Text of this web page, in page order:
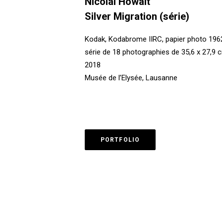
Silver Migration (série)
Kodak, Kodabrome IIRC, papier photo
série de 18 photographies de 35,6 x 27,9
2018
Musée de l’Elysée, Lausanne
PORTFOLIO